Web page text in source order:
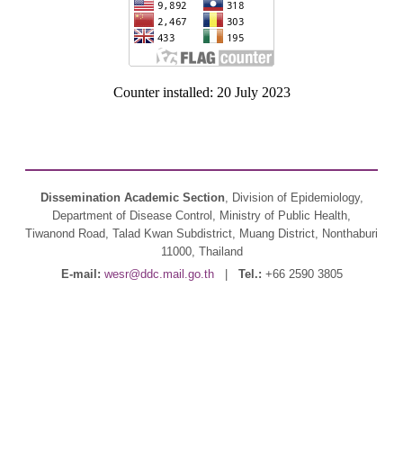
Counter installed: 20 July 2023
Dissemination Academic Section, Division of Epidemiology,
Department of Disease Control, Ministry of Public Health,
Tiwanond Road, Talad Kwan Subdistrict, Muang District, Nonthaburi
11000, Thailand
E-mail: wesr@ddc.mail.go.th| Tel.: +66 2590 3805